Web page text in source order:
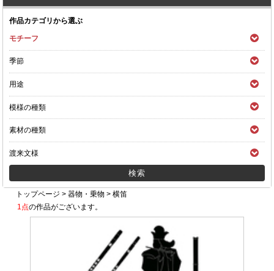
作品カテゴリから選ぶ
モチーフ
季節
用途
模様の種類
素材の種類
渡来文様
トップページ >器物・乗物 >横笛
1点の作品がございます。